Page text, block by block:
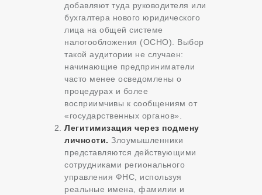
добавляют туда руководителя или
бухгалтера нового юридического
лица на общей системе
налогообложения (ОСНО). Выбор
такой аудитории не случаен:
начинающие предприниматели
часто менее осведомлены о
процедурах и более
восприимчивы к сообщениям от
«государственных органов».
Легитимизация через подмену
личности. Злоумышленники
представляются действующими
сотрудниками регионального
управления ФНС, используя
реальные имена, фамилии и